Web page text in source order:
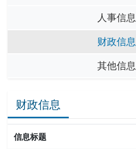
人事信息
财政信息
其他信息
财政信息
信息标题